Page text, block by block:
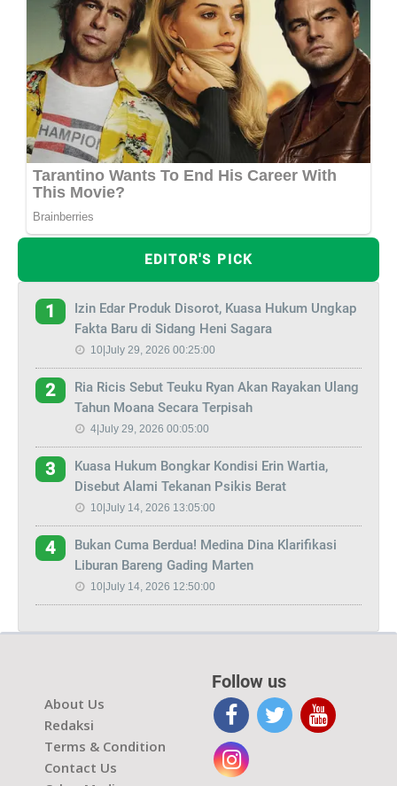
EDITOR'S PICK
1
Izin Edar Produk Disorot, Kuasa Hukum Ungkap
Fakta Baru di Sidang Heni Sagara
10|July 29, 2026 00:25:00
2
Ria Ricis Sebut Teuku Ryan Akan Rayakan Ulang
Tahun Moana Secara Terpisah
4|July 29, 2026 00:05:00
3
Kuasa Hukum Bongkar Kondisi Erin Wartia,
Disebut Alami Tekanan Psikis Berat
10|July 14, 2026 13:05:00
4
Bukan Cuma Berdua! Medina Dina Klarifikasi
Liburan Bareng Gading Marten
10|July 14, 2026 12:50:00
About Us
Redaksi
Terms & Condition
Contact Us
Follow us